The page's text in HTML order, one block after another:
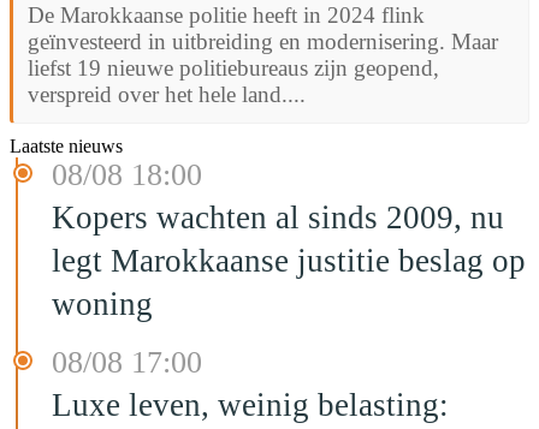
De Marokkaanse politie heeft in 2024 flink
geïnvesteerd in uitbreiding en modernisering. Maar
liefst 19 nieuwe politiebureaus zijn geopend,
verspreid over het hele land....
Laatste nieuws
08/08 18:00
Kopers wachten al sinds 2009, nu
legt Marokkaanse justitie beslag op
woning
08/08 17:00
Luxe leven, weinig belasting: